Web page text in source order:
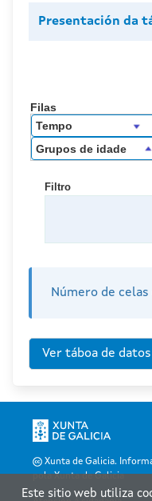
Presentación da
Filas
Tempo
Grupos de idade
Filtro
Número de
Xunta de Galicia.
pola Xunta de Galicia
Este sitio web utiliza